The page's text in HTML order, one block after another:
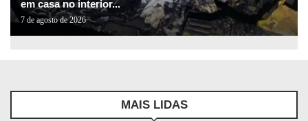
em casa no interior...
7 de agosto de 2026
MAIS LIDAS